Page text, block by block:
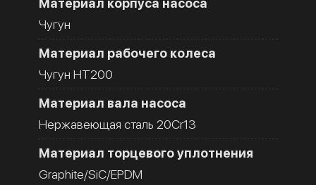
Чугун
Материал рабочего колеса
Чугун HT200
Материал вала насоса
Нержавеющая сталь 20Cr13
Материал торцевого уплотнения
Graphite/SiC/EPDM